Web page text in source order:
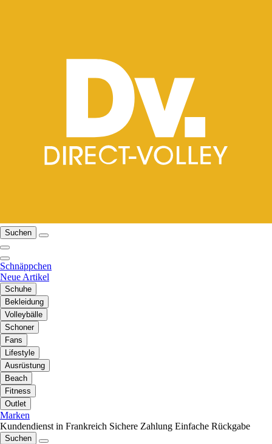
Suchen
Schnäppchen
Neue Artikel
Schuhe
Bekleidung
Volleybälle
Schoner
Fans
Lifestyle
Ausrüstung
Beach
Fitness
Outlet
Marken
Kundendienst in Frankreich Sichere Zahlung Einfache Rückgabe
Suchen